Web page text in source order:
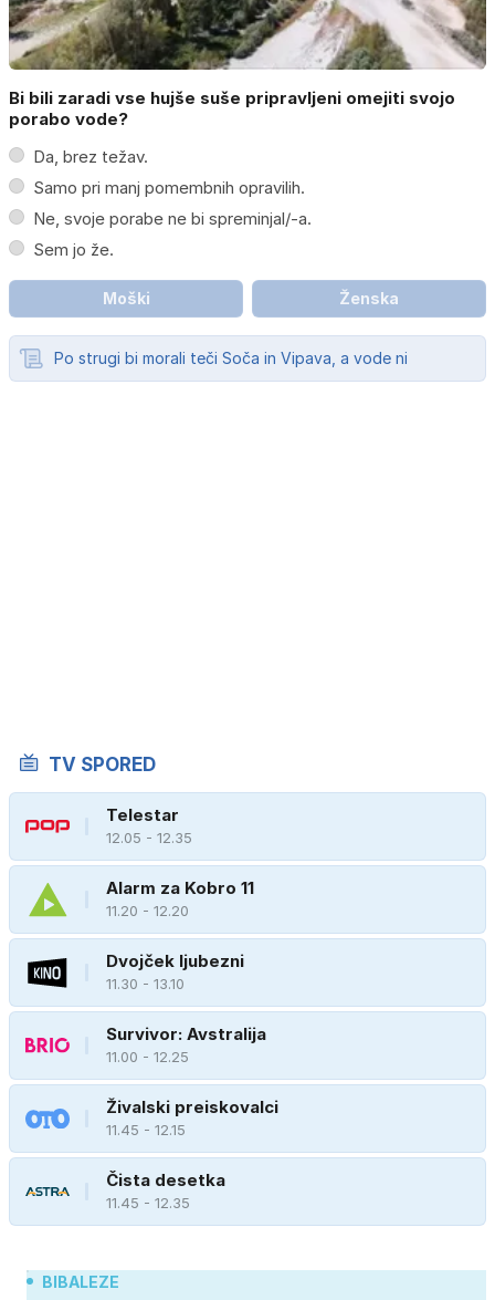
Bi bili zaradi vse hujše suše pripravljeni omejiti svojo
porabo vode?
Da, brez težav.
Samo pri manj pomembnih opravilih.
Ne, svoje porabe ne bi spreminjal/-a.
Sem jo že.
Moški Ženska
Po strugi bi morali teči Soča in Vipava, a vode ni
TV SPORED
Telestar
12.05 - 12.35
Alarm za Kobro 11
11.20 - 12.20
Dvojček ljubezni
11.30 - 13.10
Survivor: Avstralija
11.00 - 12.25
Živalski preiskovalci
11.45 - 12.15
Čista desetka
11.45 - 12.35
BIBALEZE